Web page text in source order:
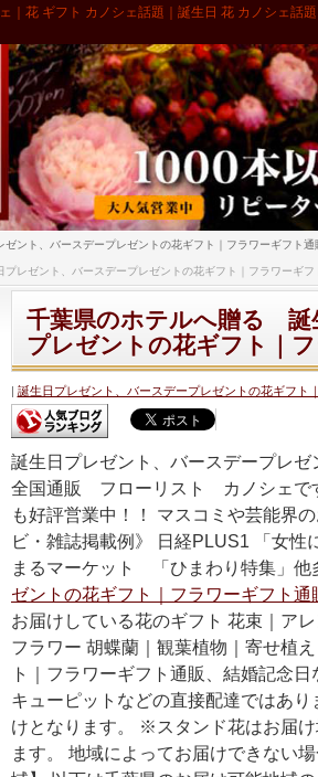
花 ギフト カノシェ話題｜誕生日 花 カノシェ話
ゼント、バースデープレゼントの花ギフト｜フラワーギフト通
レゼント、バースデープレゼントの花ギフト｜フラワーギフ
千葉県のホテルへ贈る 誕
プレゼントの花ギフト｜
誕生日プレゼント、バースデープレゼントの花ギフト
誕生日プレゼント、バースデープレ
全国通販 フローリスト カノシェで
も好評営業中！！ マスコミや芸能界
ビ・雑誌掲載例》 日経PLUS1 「女性
まるマーケット 「ひまわり特集」他
ゼントの花ギフト｜フラワーギフト
お届けしている花のギフト 花束｜ア
フラワー 胡蝶蘭｜観葉植物｜寄せ植
ト｜フラワーギフト通販、結婚記念
キューピットなどの直接配達ではあ
けとなります。 ※スタンド花はお届
ます。 地域によってお届けできない